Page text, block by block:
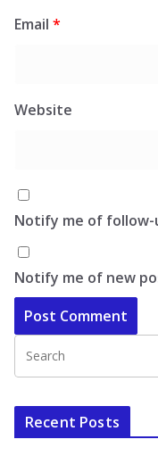
Email *
Website
Notify me of follow-
Notify me of new
Recent Posts